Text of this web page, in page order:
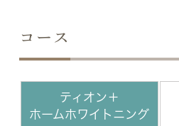
コース
ティオン＋
ホームホワイトニング